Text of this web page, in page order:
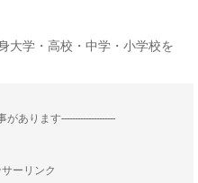
大学・高校・中学・小学校を
があります--------------------
ーリンク